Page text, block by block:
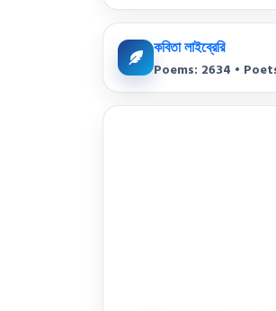
কবিতা লাইব্রেরি
Poems: 2634 •